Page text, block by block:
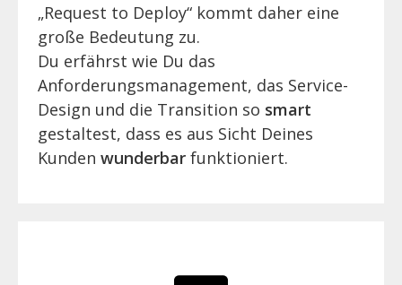
„Request to Deploy“ kommt daher eine
große Bedeutung zu.
Du erfährst wie Du das
Anforderungsmanagement, das Service-
Design und die Transition so smart
gestaltest, dass es aus Sicht Deines
Kunden wunderbar funktioniert.